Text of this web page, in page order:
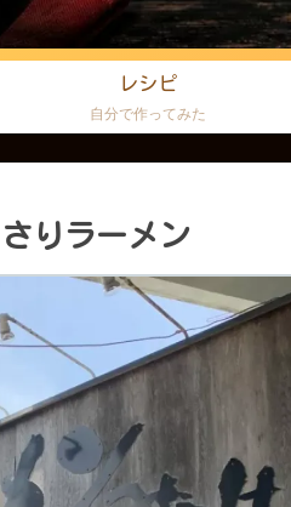
レシピ
自分で作ってみた
りラーメン